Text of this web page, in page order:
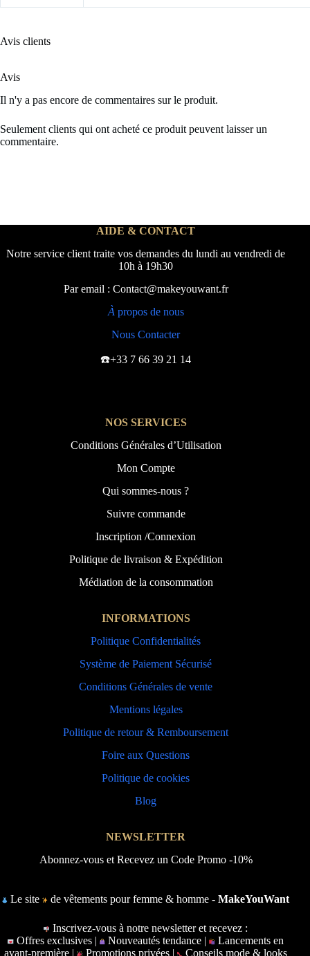
Avis clients
Avis
Il n'y a pas encore de commentaires sur le produit.
Seulement clients qui ont acheté ce produit peuvent laisser un
commentaire.
AIDE & CONTACT
Notre service client traite vos demandes du lundi au vendredi de
10h à 19h30
Par email : Contact@makeyouwant.fr
À propos de nous
Nous Contacter
☎️+33 7 66 39 21 14
NOS SERVICES
Conditions Générales d’Utilisation
Mon Compte
Qui sommes-nous ?
Suivre commande
Inscription /Connexion
Politique de livraison & Expédition
Médiation de la consommation
INFORMATIONS
Politique Confidentialités
Système de Paiement Sécurisé
Conditions Générales de vente
Mentions légales
Politique de retour & Remboursement
Foire aux Questions
Politique de cookies
Blog
NEWSLETTER
Abonnez-vous et Recevez un Code Promo -10%
Le site de vêtements pour femme & homme -MakeYouWant
Inscrivez-vous à notre newsletter et recevez :
Offres exclusives |
Nouveautés tendance |
Lancements en
avant-première | Promotions privées | Conseils mode & looks